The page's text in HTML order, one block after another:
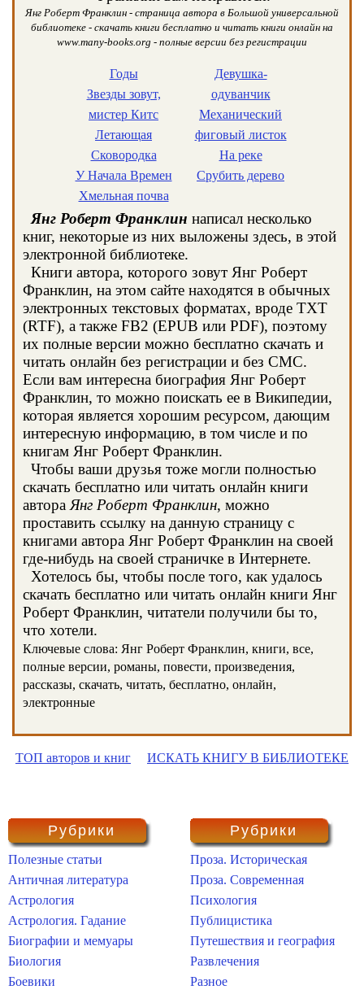
Янг Роберт Франклин - страница автора в Большой универсальной
библиотеке - скачать книги бесплатно и читать книги онлайн на
www.many-books.org - полные версии без регистрации
Годы
Звезды зовут,
мистер Китс
Летающая
Сковородка
У Начала Времен
Хмельная почва
Девушка-
одуванчик
Механический
фиговый листок
На реке
Срубить дерево
Янг Роберт Франклин написал несколько
книг, некоторые из них выложены здесь, в этой
электронной библиотеке.
Книги автора, которого зовут Янг Роберт
Франклин, на этом сайте находятся в обычных
электронных текстовых форматах, вроде TXT
(RTF), а также FB2 (EPUB или PDF), поэтому
их полные версии можно бесплатно скачать и
читать онлайн без регистрации и без СМС.
Если вам интересна биография Янг Роберт
Франклин, то можно поискать ее в Википедии,
которая является хорошим ресурсом, дающим
интересную информацию, в том числе и по
книгам Янг Роберт Франклин.
Чтобы ваши друзья тоже могли полностью
скачать бесплатно или читать онлайн книги
автора Янг Роберт Франклин, можно
проставить ссылку на данную страницу с
книгами автора Янг Роберт Франклин на своей
где-нибудь на своей страничке в Интернете.
Хотелось бы, чтобы после того, как удалось
скачать бесплатно или читать онлайн книги Янг
Роберт Франклин, читатели получили бы то,
что хотели.
Ключевые слова: Янг Роберт Франклин, книги, все,
полные версии, романы, повести, произведения,
рассказы, скачать, читать, бесплатно, онлайн,
электронные
ТОП авторов и книг ИСКАТЬ КНИГУ В БИБЛИОТЕКЕ
Рубрики
Полезные статьи
Античная литература
Астрология
Астрология. Гадание
Биографии и мемуары
Биология
Боевики
Рубрики
Проза. Историческая
Проза. Современная
Психология
Публицистика
Путешествия и география
Развлечения
Разное